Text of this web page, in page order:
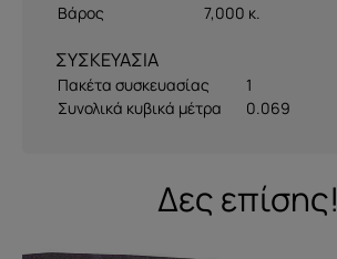
Βάρος 7,000 κ.
ΣΥΣΚΕΥΑΣΙΑ
Πακέτα συσκευασίας
1
Συνολικά κυβικά μέτρα
0.069
Δες επίσης!